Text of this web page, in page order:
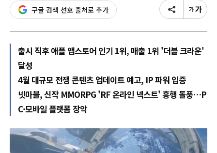
구글 검색 선호 출처로 추가
출시 직후 애플 앱스토어 인기 1위, 매출 1위 '더블 크라운'
달성
4월 대규모 전쟁 콘텐츠 업데이트 예고, IP 파워 입증
넷마블, 신작 MMORPG 'RF 온라인 넥스트' 흥행 돌풍…P
C·모바일 플랫폼 장악